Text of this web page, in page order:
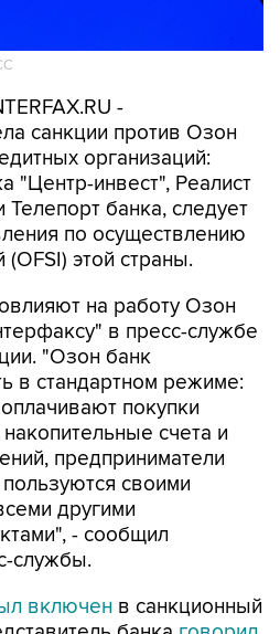
-
санкции против Озон
организаций:
"Центр-инвест", Реалист
банка, следует
по осуществлению
этой страны.
на работу Озон
в пресс-службе
"Озон банк
в стандартном режиме:
покупки
счета и
предприниматели
своими
другими
- сообщил
службы.
включен в санкционный